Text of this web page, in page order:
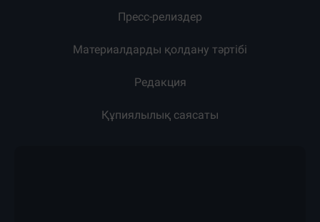
Пресс-релиздер
Материалдарды қолдану тәртібі
Редакция
Құпиялылық саясаты